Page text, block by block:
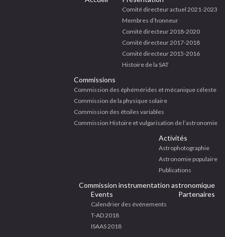
Comité directeur actuel 2021-2023
Membres d’honneur
Comité directeur 2018-2020
Comité directeur 2017-2018
Comité directeur 2015-2016
Histoire de la SAT
Commissions
Commission des éphémérides et mécanique céleste
Commission de la physique solaire
Commission des étoiles variables
Commission Histoire et vulgarisation de l’astronomie
Activités
Astrophotographie
Astronomie populaire
Publications
Commission instrumentation astronomique
Events
Calendrier des événements
T-AD 2018
ISAAS 2018
Partenaires